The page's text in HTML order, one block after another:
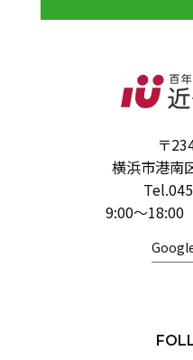
〒
横浜市港南
Tel.
9:00～18:00